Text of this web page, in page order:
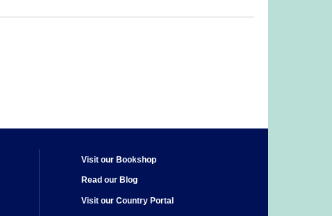
Visit our Bookshop
Read our Blog
Visit our Country Portal